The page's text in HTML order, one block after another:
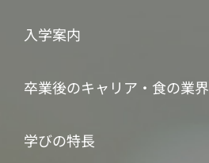
入学案内
卒業後のキャリア・食の業界
学びの特長